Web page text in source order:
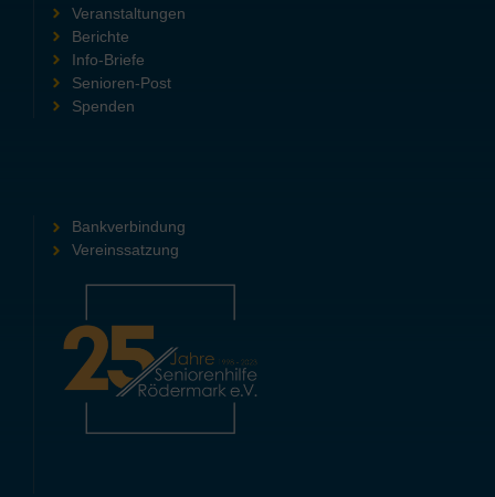
Veranstaltungen
Berichte
Info-Briefe
Senioren-Post
Spenden
Bankverbindung
Vereinssatzung